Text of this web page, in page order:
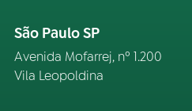
São Paulo SP
Avenida Mofarrej, nº 1.200
Vila Leopoldina